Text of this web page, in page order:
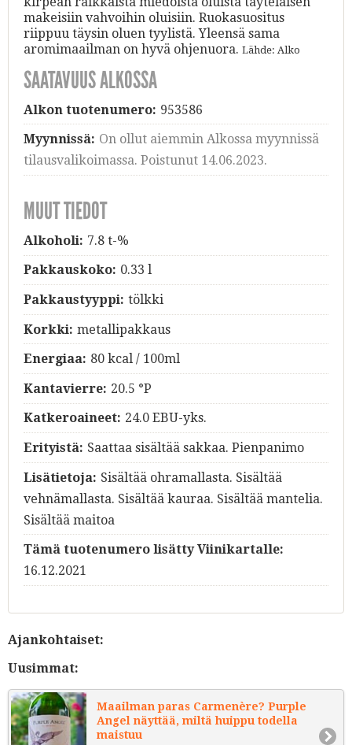
makeisiin vahvoihin oluisiin. Ruokasuositus
riippuu täysin oluen tyylistä. Yleensä sama
aromimaailman on hyvä ohjenuora. Lähde: Alko
SAATAVUUS ALKOSSA
Alkon tuotenumero: 953586
Myynnissä: On ollut aiemmin Alkossa myynnissä
tilausvalikoimassa. Poistunut 14.06.2023.
MUUT TIEDOT
Alkoholi: 7.8 t-%
Pakkauskoko: 0.33 l
Pakkaustyyppi: tölkki
Korkki: metallipakkaus
Energiaa: 80 kcal / 100ml
Kantavierre: 20.5 °P
Katkeroaineet: 24.0 EBU-yks.
Erityistä: Saattaa sisältää sakkaa. Pienpanimo
Lisätietoja: Sisältää ohramallasta. Sisältää
vehnämallasta. Sisältää kauraa. Sisältää mantelia.
Sisältää maitoa
Tämä tuotenumero lisätty Viinikartalle:
16.12.2021
Ajankohtaiset:
Uusimmat:
Maailman paras Carmenère? Purple
Angel näyttää, miltä huippu todella
maistuu